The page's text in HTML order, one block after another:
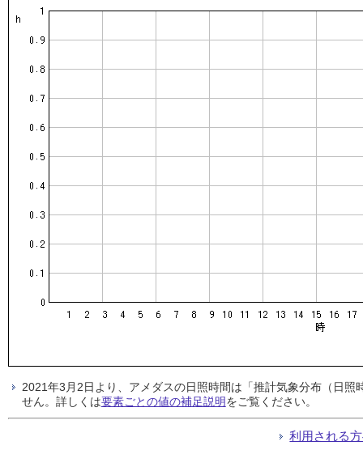
2021年3月2日より、アメダスの日照時間は「推計気象分布（日
せん。詳しくは要素ごとの値の補足説明をご覧ください。
利用される